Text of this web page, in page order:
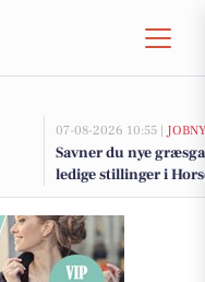
07-08-2026 10:55 |
Savner du nye
ledige stillinger i